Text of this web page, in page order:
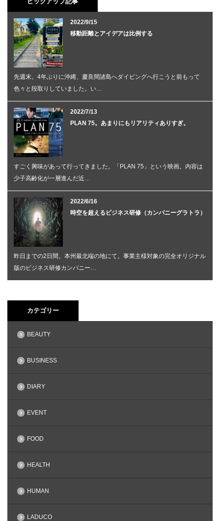
2022/9/15
移動距離とアイデアは比例する
先週末。4年ぶりに沖縄、慶良間諸島へダイビングへ行こうと前もって
色々と段取りしていました。い…
2022/7/13
PLAN 75。あまりにもリアリティありすぎ。
すごく興味があって行ってきました。「PLAN 75」という映画。内容は
少子高齢化が一層進んだ近…
2022/6/16
時空を超えるビジネス研修（カンパニーグラトラ）
昨日までの2日間。本州最北端の地にて。事業主様対象の完全オリジナル
版のビジネス研修カンパニー…
カテゴリー
BEAUTY
BUSINESS
DIARY
EVENT
FOOD
HEALTH
HUMAN
LADUCO